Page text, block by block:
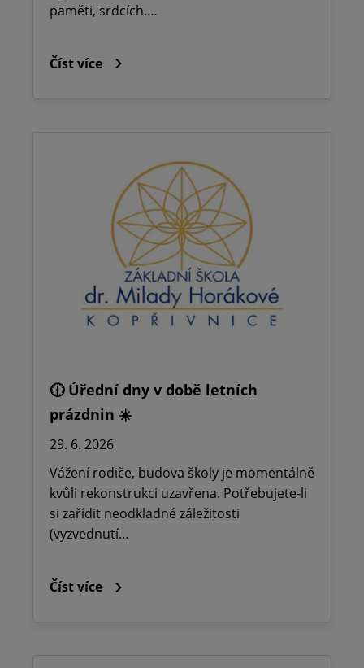
paměti, srdcích.…
Číst více
🕧 Úřední dny v době letních
prázdnin ☀️
29. 6. 2026
Vážení rodiče, budova školy je momentálně
kvůli rekonstrukci uzavřena. Potřebujete-li
si zařídit neodkladné záležitosti
(vyzvednutí…
Číst více